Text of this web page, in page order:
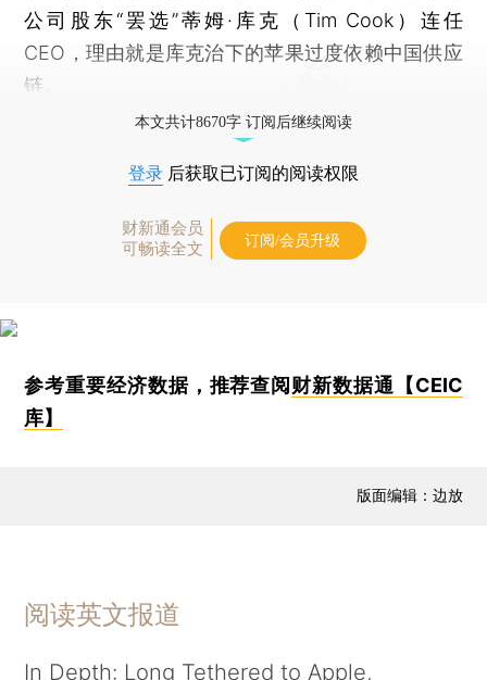
公司股东“罢选”蒂姆·库克（Tim Cook）连任
CEO，理由就是库克治下的苹果过度依赖中国供应
链。
本文共计8670字 订阅后继续阅读
登录 后获取已订阅的阅读权限
财新通会员
可畅读全文
订阅/会员升级
参考重要经济数据，推荐查阅 财新数据通【CEIC
库】
版面编辑：边放
阅读英文报道
In Depth: Long Tethered to Apple,